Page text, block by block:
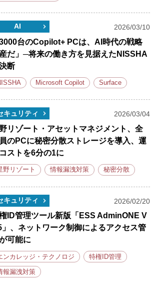
AI 2026/03/10
3000台のCopilot+ PCは、AI時代の戦略
だ」─将来の働き方を見据えたNISSHA
断
Microsoft Copilot Surface
キュリティ 2026/03/04
リゾート・アセットマネジメント、全
のPCに秘密分散ストレージを導入、運
ストを6分の1に
野リゾート 情報漏洩対策 秘密分散
キュリティ 2026/02/20
ID管理ツール新版「ESS AdminONE V
」、ネットワーク制御によるアクセス管
可能に
ンカレッジ・テクノロジ 特権ID管理
報漏洩対策